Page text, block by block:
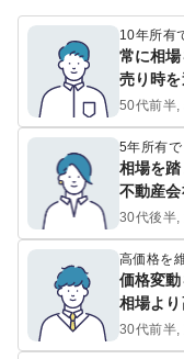
10年所有
常に相
売り時
50代前半,
5年所有で
相場を
不動産
30代後半,
高価格を
価格変動
相場よ
30代前半,